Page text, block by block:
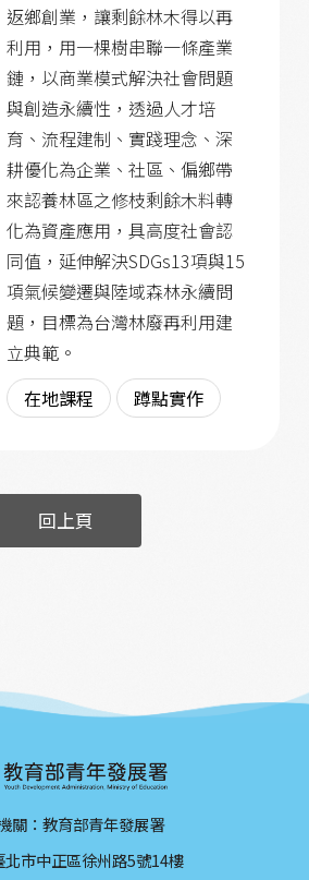
返鄉創業，讓剩餘林木得以再
利用，用一棵樹串聯一條產業
鏈，以商業模式解決社會問題
與創造永續性，透過人才培
育、流程建制、實踐理念、深
耕優化為企業、社區、偏鄉帶
來認養林區之修枝剩餘木料轉
化為資產應用，具高度社會認
同值，延伸解決SDGs13項與15
項氣候變遷與陸域森林永續問
題，目標為台灣林廢再利用建
立典範。
在地課程
蹲點實作
回上頁
關：教育部青年發展署
北市中正區徐州路5號14樓